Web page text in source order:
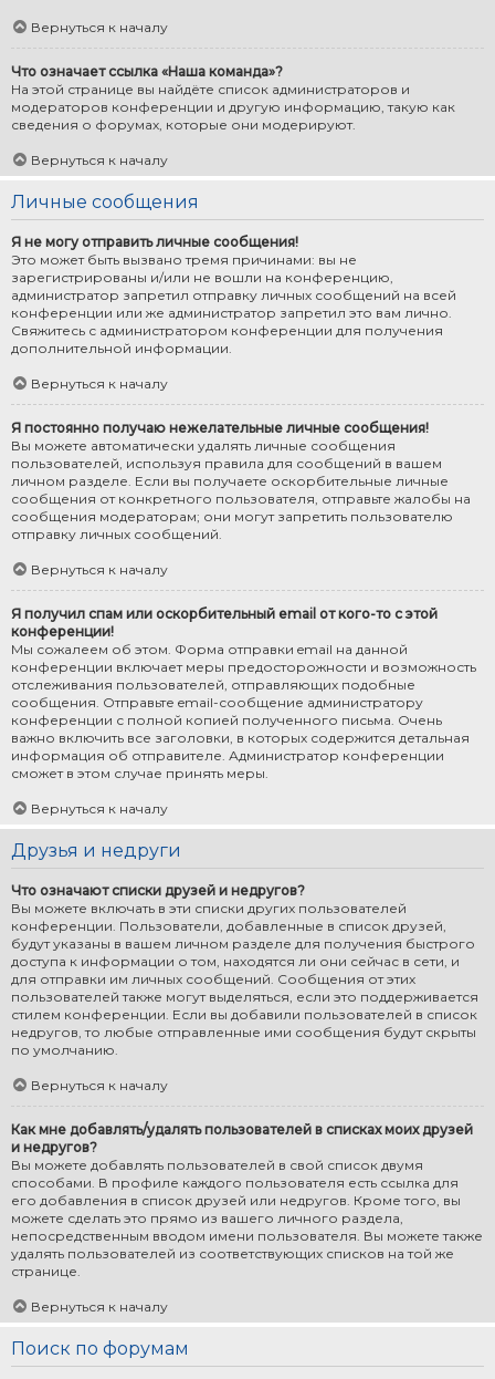
Вернуться к началу
Что означает ссылка «Наша команда»?
На этой странице вы найдёте список администраторов и
модераторов конференции и другую информацию, такую как
сведения о форумах, которые они модерируют.
Вернуться к началу
Личные сообщения
Я не могу отправить личные сообщения!
Это может быть вызвано тремя причинами: вы не
зарегистрированы и/или не вошли на конференцию,
администратор запретил отправку личных сообщений на всей
конференции или же администратор запретил это вам лично.
Свяжитесь с администратором конференции для получения
дополнительной информации.
Вернуться к началу
Я постоянно получаю нежелательные личные сообщения!
Вы можете автоматически удалять личные сообщения
пользователей, используя правила для сообщений в вашем
личном разделе. Если вы получаете оскорбительные личные
сообщения от конкретного пользователя, отправьте жалобы на
сообщения модераторам; они могут запретить пользователю
отправку личных сообщений.
Вернуться к началу
Я получил спам или оскорбительный email от кого-то с этой
конференции!
Мы сожалеем об этом. Форма отправки email на данной
конференции включает меры предосторожности и возможность
отслеживания пользователей, отправляющих подобные
сообщения. Отправьте email-сообщение администратору
конференции с полной копией полученного письма. Очень
важно включить все заголовки, в которых содержится детальная
информация об отправителе. Администратор конференции
сможет в этом случае принять меры.
Вернуться к началу
Друзья и недруги
Что означают списки друзей и недругов?
Вы можете включать в эти списки других пользователей
конференции. Пользователи, добавленные в список друзей,
будут указаны в вашем личном разделе для получения быстрого
доступа к информации о том, находятся ли они сейчас в сети, и
для отправки им личных сообщений. Сообщения от этих
пользователей также могут выделяться, если это поддерживается
стилем конференции. Если вы добавили пользователей в список
недругов, то любые отправленные ими сообщения будут скрыты
по умолчанию.
Вернуться к началу
Как мне добавлять/удалять пользователей в списках моих друзей
и недругов?
Вы можете добавлять пользователей в свой список двумя
способами. В профиле каждого пользователя есть ссылка для
его добавления в список друзей или недругов. Кроме того, вы
можете сделать это прямо из вашего личного раздела,
непосредственным вводом имени пользователя. Вы можете также
удалять пользователей из соответствующих списков на той же
странице.
Вернуться к началу
Поиск по форумам